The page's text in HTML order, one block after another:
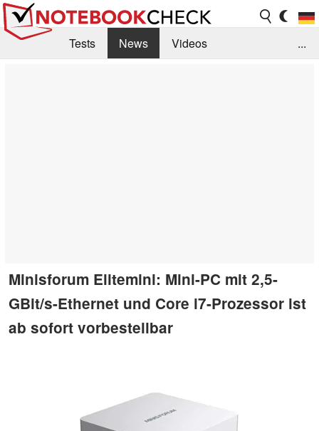
Tests News
Videos
...
Minisforum Elitemini: Mini-PC mit 2,5-
GBit/s-Ethernet und Core i7-Prozessor ist
ab sofort vorbestellbar